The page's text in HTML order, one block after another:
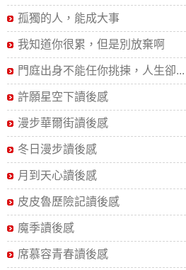
孤獨的人，能成大事
我知道你很累，但是別放棄啊
門庭出身不能任你挑揀，人生卻...
許願星空下讀後感
漫步華爾街讀後感
冬日漫步讀後感
月到天心讀後感
皮皮魯歷險記讀後感
魔季讀後感
席慕容青春讀後感